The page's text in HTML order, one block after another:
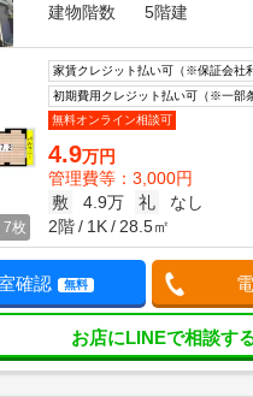
建物階数
5階建
7枚
家賃クレジット払い可（※保証会社
初期費用クレジット払い可（※一部
無料オンライン相談可
4.9万円
管理費等：3,000円
敷
4.9万 礼
なし
2階
1K 28.5㎡
確認 無料
お店にLINEで相談す